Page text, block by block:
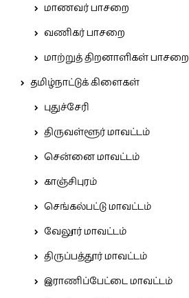
மாணவர் பாசறை
வணிகர் பாசறை
மாற்றுத் திறனாளிகள் பாசறை
தமிழ்நாட்டுக் கிளைகள்
புதுச்சேரி
திருவள்ளூர் மாவட்டம்
சென்னை மாவட்டம்
காஞ்சிபுரம்
செங்கல்பட்டு மாவட்டம்
வேலூர் மாவட்டம்
திருப்பத்தூர் மாவட்டம்
இராணிப்பேட்டை மாவட்டம்